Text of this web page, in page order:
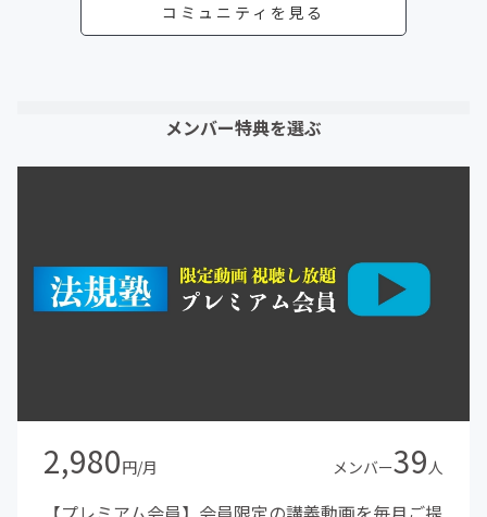
コミュニティを見る
メンバー特典を選ぶ
2,980円/月 メンバー39人